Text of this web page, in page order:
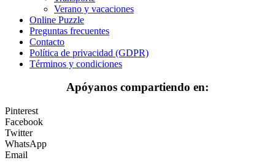
Invierno y navidad
Mandalas
Música e instrumentos musicales
San Valentín y amor
Transporte
Verano y vacaciones
Verano y vacaciones
Online Puzzle
Preguntas frecuentes
Contacto
Política de privacidad (GDPR)
Términos y condiciones
Apóyanos compartiendo en:
Pinterest
Facebook
Twitter
WhatsApp
Email